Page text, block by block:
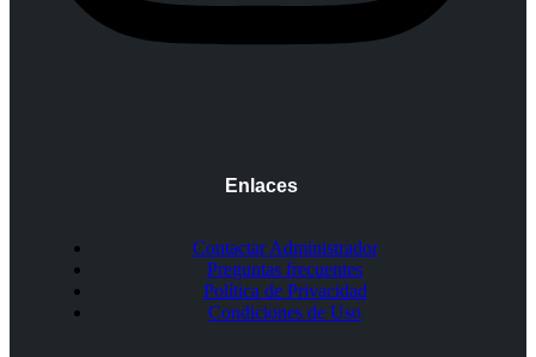
Enlaces
Contactar Administrador
Preguntas frecuentes
Política de Privacidad
Condiciones de Uso